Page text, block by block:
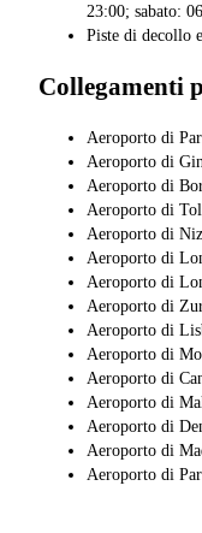
23:00; sabato:
Piste di decollo
Collegamenti
Aeroporto di
Aeroporto di
Aeroporto di
Aeroporto di
Aeroporto di
Aeroporto di
Aeroporto di
Aeroporto di
Aeroporto di
Aeroporto di
Aeroporto di
Aeroporto di
Aeroporto di
Aeroporto di
Aeroporto di